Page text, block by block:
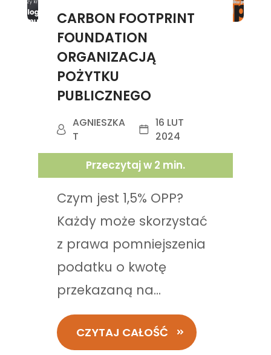
CARBON FOOTPRINT
FOUNDATION
ORGANIZACJĄ
POŻYTKU
PUBLICZNEGO
AGNIESZKA
T
16 LUT
2024
Przeczytaj w 2 min.
Czym jest 1,5% OPP?
Każdy może skorzystać
z prawa pomniejszenia
podatku o kwotę
przekazaną na...
CZYTAJ CAŁOŚĆ